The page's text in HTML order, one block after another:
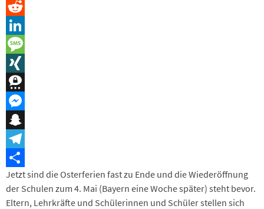
Pinterest
Reddit
LinkedIn
Message
XING
Threema
Messenger
Snapchat
Telegram
Teilen
Jetzt sind die Osterferien fast zu Ende und die Wiederöffnung
der Schulen zum 4. Mai (Bayern eine Woche später) steht bevor.
Eltern, Lehrkräfte und Schülerinnen und Schüler stellen sich